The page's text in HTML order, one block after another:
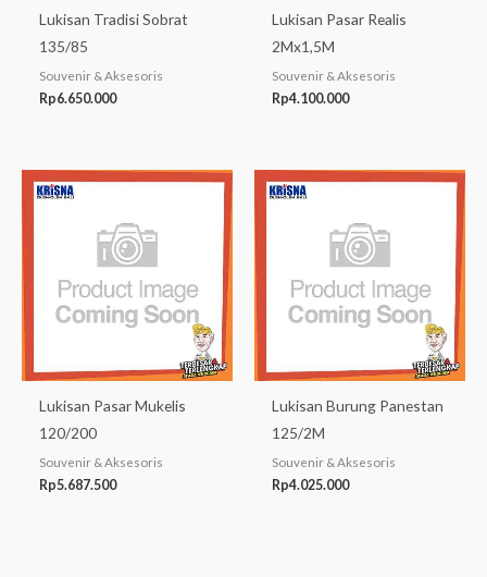
Lukisan Tradisi Sobrat
135/85
Souvenir & Aksesoris
Rp6.650.000
Lukisan Pasar Realis
2Mx1,5M
Souvenir & Aksesoris
Rp4.100.000
Lukisan Pasar Mukelis
120/200
Souvenir & Aksesoris
Rp5.687.500
Lukisan Burung Panestan
125/2M
Souvenir & Aksesoris
Rp4.025.000